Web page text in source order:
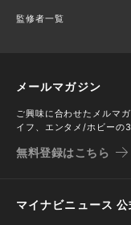
監修者一覧
メールマガジン
ご興味に合わせたメルマ
イフ、エンタメ/ホビーの3
無料登録はこちら
マイナビニュース